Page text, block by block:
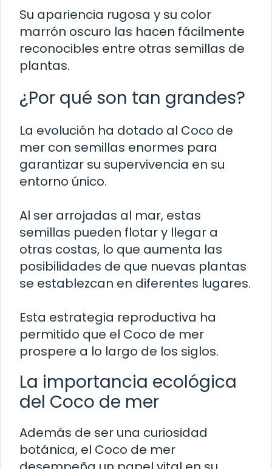
Su apariencia rugosa y su color
marrón oscuro las hacen fácilmente
reconocibles entre otras semillas de
plantas.
¿Por qué son tan grandes?
La evolución ha dotado al Coco de
mer con semillas enormes para
garantizar su supervivencia en su
entorno único.
Al ser arrojadas al mar, estas
semillas pueden flotar y llegar a
otras costas, lo que aumenta las
posibilidades de que nuevas plantas
se establezcan en diferentes lugares.
Esta estrategia reproductiva ha
permitido que el Coco de mer
prospere a lo largo de los siglos.
La importancia ecológica
del Coco de mer
Además de ser una curiosidad
botánica, el Coco de mer